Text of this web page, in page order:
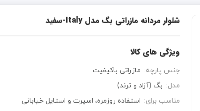
شلوار مردانه مازراتی بگ مدل Italy-سفید
ویژگی های کالا
جنس پارچه: مازراتی باکیفیت
مدل: بگ (آزاد و ترند)
مناسب برای: استفاده روزمره، اسپرت و استایل خیابانی